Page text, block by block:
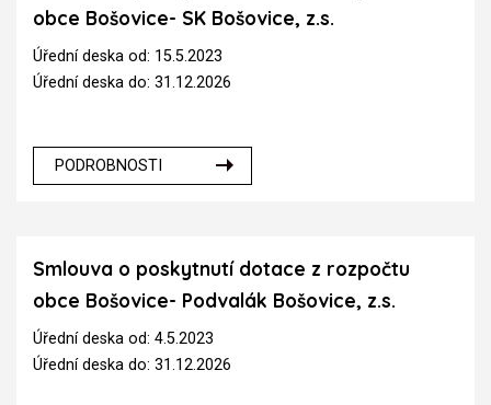
obce Bošovice- SK Bošovice, z.s.
Úřední deska od: 15.5.2023
Úřední deska do: 31.12.2026
PODROBNOSTI
Smlouva o poskytnutí dotace z rozpočtu
obce Bošovice- Podvalák Bošovice, z.s.
Úřední deska od: 4.5.2023
Úřední deska do: 31.12.2026